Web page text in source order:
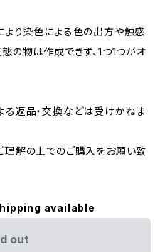
より染色による色の出方や触感
の物は作成できず、1つ1つがオ
る返品・交換などは受けかねま
理解の上でのご購入をお願い致
available
out